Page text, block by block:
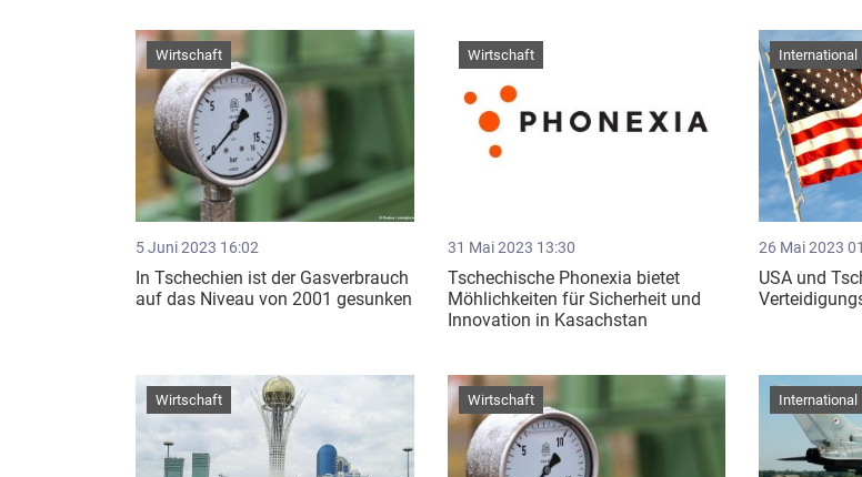
5 Juni 2023 16:02
In Tschechien ist der Gasverbrauch
auf das Niveau von 2001 gesunken
Wirtschaft
31 Mai 2023 13:30
Tschechische Phonexia bietet
Möhlichkeiten für Sicherheit und
Innovation in Kasachstan
Wirtschaft
26 Mai 2023
USA und
International
Wirtschaft Wirtschaft International